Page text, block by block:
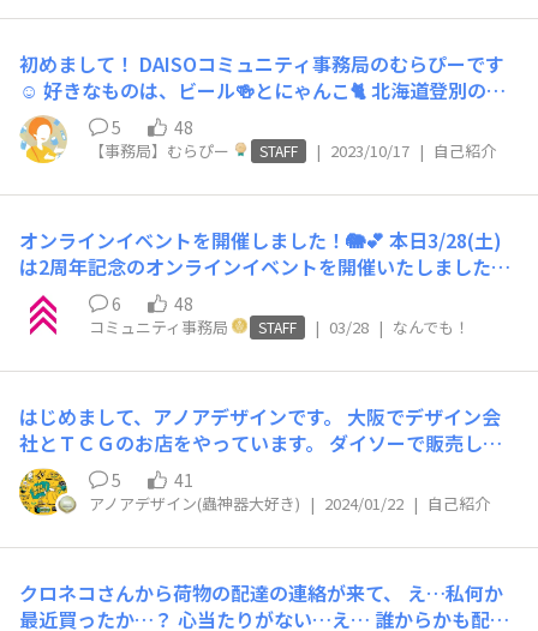
初めまして！ DAISOコミュニティ事務局のむらぴーです
☺︎ 好きなものは、ビール🍻とにゃんこ🐈 北海道登別のわ
かさいも本舗の「鬼伝説」ビールが大好きです お家に2ニ
ャンいまして、毎日にゃんずの毛づくろいをお手伝いして
います 好きな商品は、ハンドル野菜カッター🧅 よそ見し
ててもみじん切りができるって最高すぎません？ 皆さん
コミュニティにしていきたいです！ どうぞよろしくお願
いします
5 48
【事務局】むらぴー STAFF | 2023/10/17 | 自己紹介
オンラインイベントを開催しました！🐘💕 本日3/28(土)
は2周年記念のオンラインイベントを開催いたしました！
座談会やワークショップのプログラムにご参加いただいた
皆様、ありがとうございました♪ 本日の感想や作品はぜ
ひ「アレンジ投稿」や「みんなでシェア！」にもご投稿く
ださいね✨ 本日のワークショップで作成したうちわチャ
しております🙌お楽しみに！
6 48
コミュニティ事務局 STAFF | 03/28 | なんでも！
はじめまして、アノアデザインです。 大阪でデザイン会
社とＴＣＧのお店をやっています。 ダイソーで販売して
いる、イジンデンの漫画や、蟲神器のカードアートを担当
しています。 他にも、漫画のお仕事などもしています
が、まぁそれは置いといて、ダイソーは蟲神器だけでな
く、普段からたくさん使わせてもらってます。 うちのワ
共有できたらいいなって思います。 よろしくです。
5 41
アノアデザイン(蟲神器大好き) | 2024/01/22 | 自己紹介
クロネコさんから荷物の配達の連絡が来て、 え…私何か
最近買ったか…？ 心当たりがない…え… 誰からかも配達